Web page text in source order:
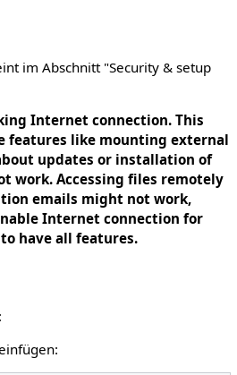
im Abschnitt "Security & setup
Internet connection. This
features like mounting external
updates or installation of
work. Accessing files remotely
emails might not work,
Internet connection for
have all features.